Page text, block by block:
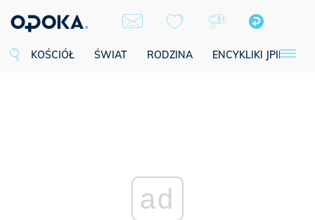
KOŚCIÓŁ ŚWIAT RODZINA ENCYKLIKI JPII
ad